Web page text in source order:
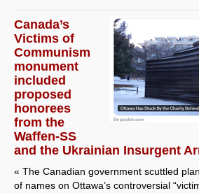
Canada’s
Victims of
Communism
monument
included
proposed
honorees
from the
Waffen-SS
and the Ukrainian Insurgent
« The Canadian government scuttled
of names on Ottawa’s controversial